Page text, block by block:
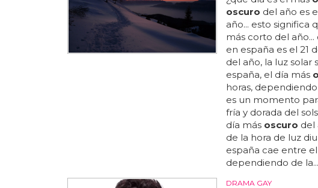
oscuro del año es
año... esto significa
más corto del
en españa es el 21
del año, la luz solar
españa, el día más
horas,
es un momento
fría y dorada del
día más oscuro del
de la hora de luz
españa cae entre
dependiendo de la...
DRAMA GAY